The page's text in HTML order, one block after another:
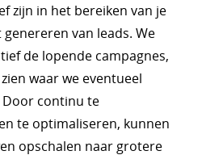
zijn in het bereiken van je
van leads. We
de lopende campagnes,
waar we eventueel
Door continu te
te optimaliseren, kunnen
opschalen naar grotere